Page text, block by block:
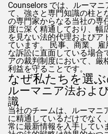
Counselors では、ルーマニ
て、強さと専門知識の柱と
の専門家からなる当社の専
度に深く精通しており、幅
を見ない法的代理およびア
ています。 民事、商業、
な訴訟に直面している場合
アの裁判制度において、厳
利益を守ることです。
なぜ私たちを選ぶ
ルーマニア法およ
識
当社のチームは、ルーマニ
に精通しているだけでなく
常に最新情報を入手してい